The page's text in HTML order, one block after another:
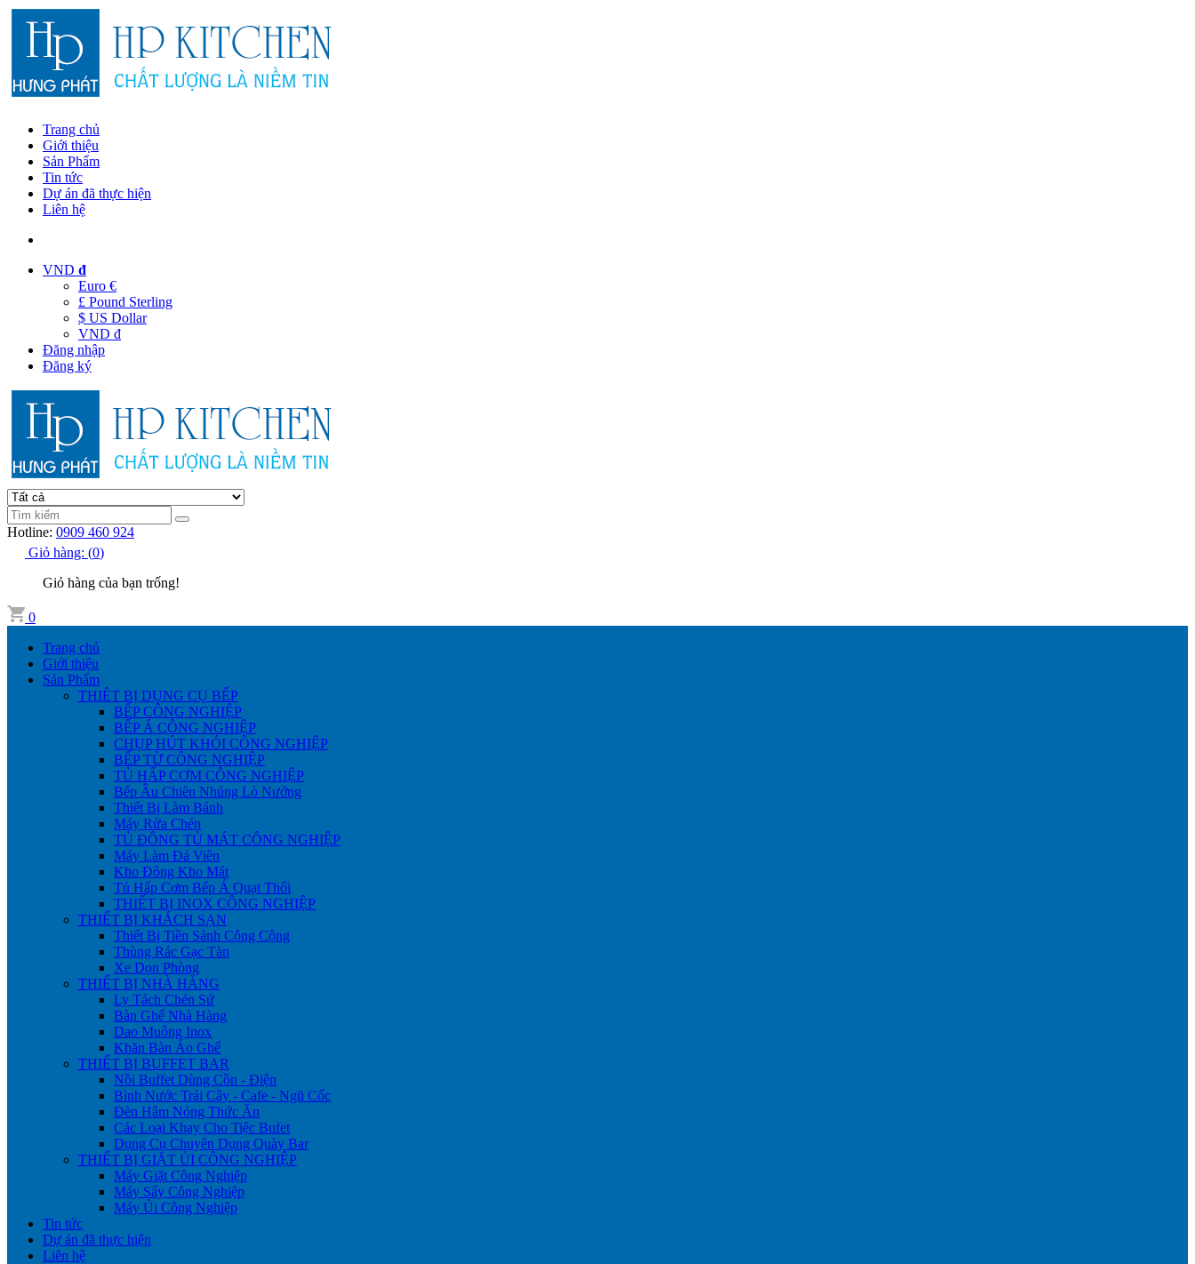
Trang chủ
Giới thiệu
Sản Phẩm
Tin tức
Dự án đã thực hiện
Liên hệ
VND đ
Euro €
£ Pound Sterling
$ US Dollar
VND đ
Đăng nhập
Đăng ký
Hotline: 0909 460 924
Giỏ hàng: (0)
Giỏ hàng của bạn trống!
0
Trang chủ
Giới thiệu
Sản Phẩm
THIÊT BỊ DỤNG CỤ BẾP
BẾP CÔNG NGHIỆP
BẾP Á CÔNG NGHIỆP
CHỤP HÚT KHÓI CÔNG NGHIỆP
BẾP TỪ CÔNG NGHIỆP
TỦ HẤP CƠM CÔNG NGHIỆP
Bếp Âu Chiên Nhúng Lò Nướng
Thiết Bị Làm Bánh
Máy Rửa Chén
TỦ ĐÔNG TỦ MÁT CÔNG NGHIỆP
Máy Làm Đá Viên
Kho Đông Kho Mát
Tủ Hấp Cơm Bếp Á Quạt Thổi
THIẾT BỊ INOX CÔNG NGHIỆP
THIẾT BỊ KHÁCH SẠN
Thiết Bị Tiền Sảnh Công Cộng
Thùng Rác Gạc Tàn
Xe Dọn Phòng
THIẾT BỊ NHÀ HÀNG
Ly Tách Chén Sứ
Bàn Ghế Nhà Hàng
Dao Muỗng Inox
Khăn Bàn Áo Ghế
THIẾT BỊ BUFFET BAR
Nồi Buffet Dùng Cồn - Điện
Bình Nước Trái Cây - Cafe - Ngũ Cốc
Đèn Hâm Nóng Thức Ăn
Các Loại Khay Cho Tiệc Bufet
Dụng Cụ Chuyên Dụng Quày Bar
THIẾT BỊ GIẶT ỦI CÔNG NGHIỆP
Máy Giặt Công Nghiệp
Máy Sấy Công Nghiệp
Máy Ủi Công Nghiệp
Tin tức
Dự án đã thực hiện
Liên hệ